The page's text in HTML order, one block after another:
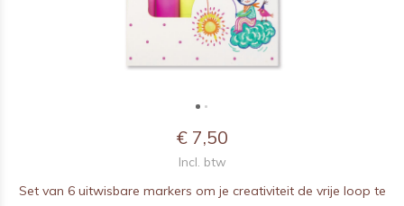
€ 7,50
Incl. btw
Set van 6 uitwisbare markers om je creativiteit de vrije loop te